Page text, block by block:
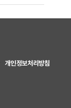
개인정보처리방침